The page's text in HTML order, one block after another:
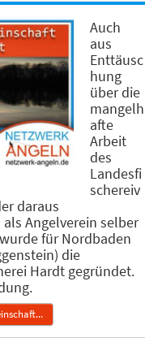
Auch
aus
Enttäusc
hung
über die
mangelh
afte
Arbeit
des
Landesfi
schereiv
daraus
Angelverein selber
für Nordbaden
die
Hardt gegründet.